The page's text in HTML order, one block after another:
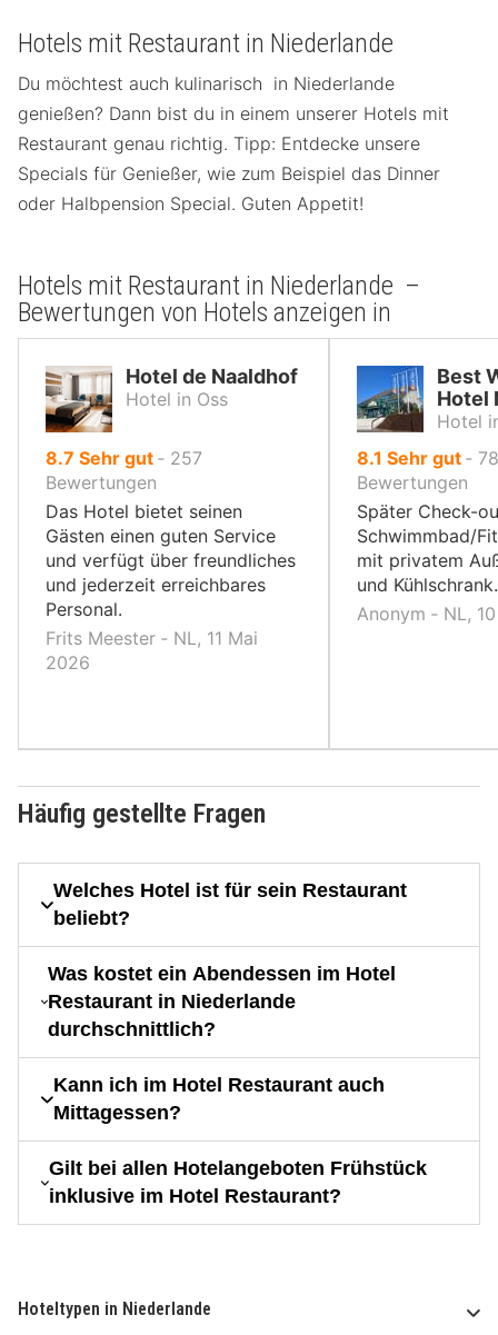
Hotels mit Restaurant in Niederlande
Du möchtest auch kulinarisch in Niederlande
genießen? Dann bist du in einem unserer Hotels mit
Restaurant genau richtig. Tipp: Entdecke unsere
Specials für Genießer, wie zum Beispiel das Dinner
oder Halbpension Special. Guten Appetit!
Hotels mit Restaurant in Niederlande –
Bewertungen von Hotels anzeigen in
Hotel de Naaldhof
Hotel in Oss
8.7 von
10,
Sehr gut ‐ 257
Bewertungen
Das Hotel bietet seinen
Gästen einen guten Service
und verfügt über freundliches
und jederzeit erreichbares
Personal.
Frits Meester ‐ NL, 11 Mai
2026
Best
Hotel
Hotel
8.1 von
10,
Sehr gut ‐ 78
Bewertungen
Später Check-
Schwimmbad/
mit privatem
und Kühlschrank.
Anonym ‐ NL,
Häufig gestellte Fragen
Welches Hotel ist für sein Restaurant
beliebt?
Was kostet ein Abendessen im Hotel
Restaurant in Niederlande
durchschnittlich?
Kann ich im Hotel Restaurant auch
Mittagessen?
Gilt bei allen Hotelangeboten Frühstück
inklusive im Hotel Restaurant?
Hoteltypen in Niederlande